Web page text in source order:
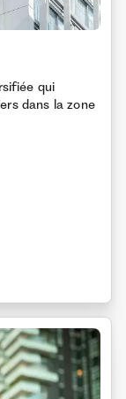
qui
dans la zone